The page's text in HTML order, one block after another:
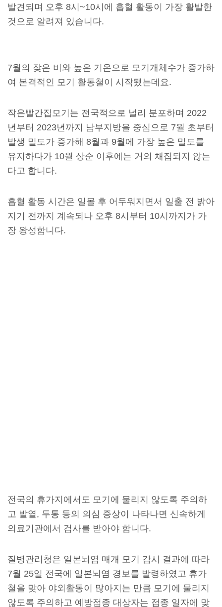
발견되며 오후 8시~10시에 흡혈 활동이 가장 활발한
것으로 알려져 있습니다.
7월의 잦은 비와 높은 기온으로 모기개체수가 증가하
여 본격적인 모기 활동철이 시작됐는데요.
작은빨간집모기는 전국적으로 널리 분포하며 2022
년부터 2023년까지 남부지방을 중심으로 7월 초부터
발생 밀도가 증가해 8월과 9월에 가장 높은 밀도를
유지하다가 10월 상순 이후에는 거의 채집되지 않는
다고 합니다.
흡혈 활동 시간은 일몰 후 어두워지면서 일출 전 밝아
지기 전까지 계속되나 오후 8시부터 10시까지가 가
장 왕성합니다.
전국의 휴가지에서도 모기에 물리지 않도록 주의하
고 발열, 두통 등의 의심 증상이 나타나면 신속하게
의료기관에서 검사를 받아야 합니다.
질병관리청은 일본뇌염 매개 모기 감시 결과에 따라
7월 25일 전국에 일본뇌염 경보를 발령하였고 휴가
철을 맞아 야외활동이 많아지는 만큼 모기에 물리지
않도록 주의하고 예방접종 대상자는 접종 일자에 맞